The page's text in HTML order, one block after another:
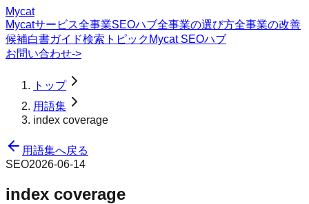
Mycat
Mycatサービス全事業SEOハブ全事業の選び方全事業の改善
候補白書ガイド検索トピック Mycat SEOハブ
お問い合わせ->
トップ
用語集
index coverage
用語集へ戻る
SEO2026-06-14
index coverage